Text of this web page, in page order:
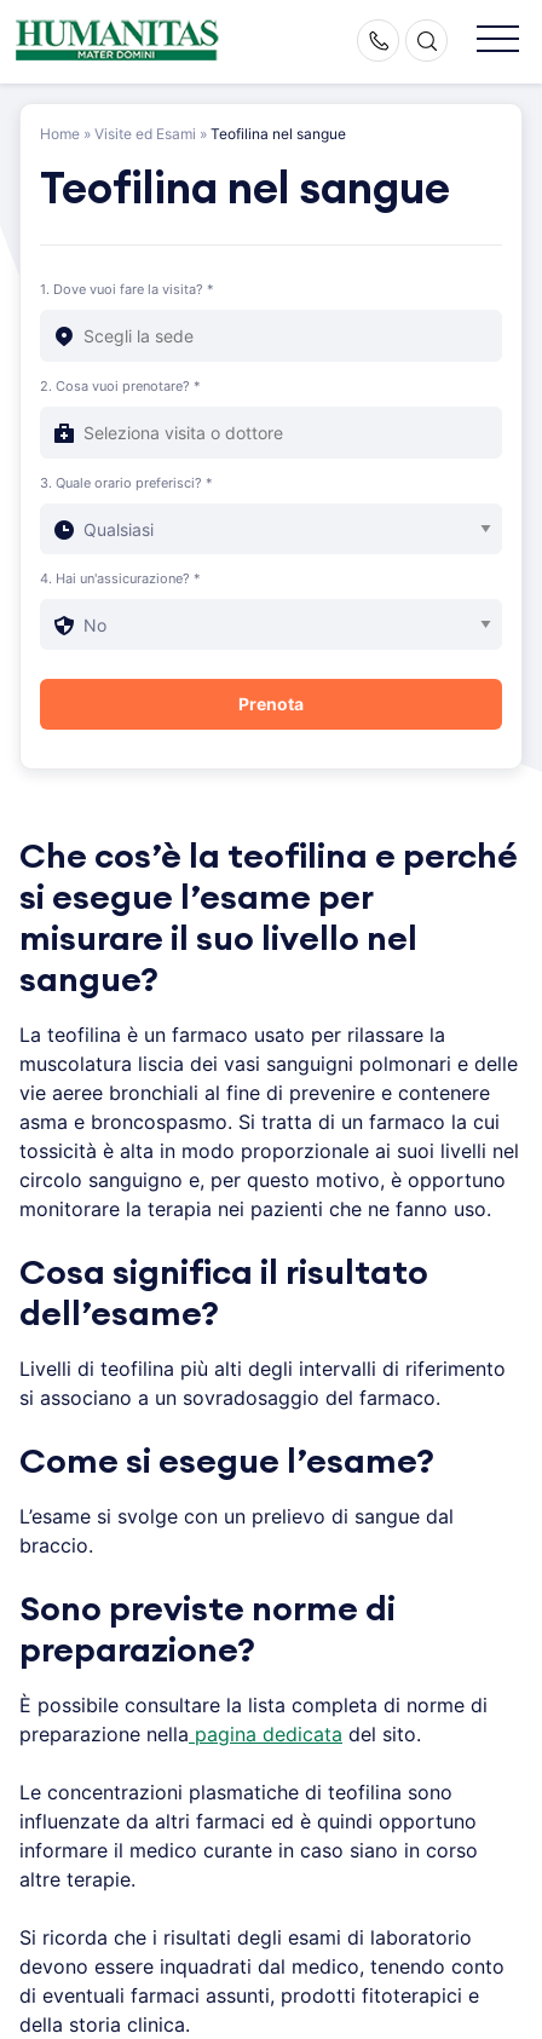
Skip
to
Home » Visite ed Esami » Teofilina nel sangue
Teofilina nel sangue
1. Dove vuoi fare la visita? *
2. Cosa vuoi prenotare? *
3. Quale orario preferisci? *
4. Hai un'assicurazione? *
Che cos’è la teofilina e perché
si esegue l’esame per
misurare il suo livello nel
sangue?
La teofilina è un farmaco usato per rilassare la
muscolatura liscia dei vasi sanguigni polmonari e delle
vie aeree bronchiali al fine di prevenire e contenere
asma e broncospasmo. Si tratta di un farmaco la cui
tossicità è alta in modo proporzionale ai suoi livelli nel
circolo sanguigno e, per questo motivo, è opportuno
monitorare la terapia nei pazienti che ne fanno uso.
Cosa significa il risultato
dell’esame?
Livelli di teofilina più alti degli intervalli di riferimento
si associano a un sovradosaggio del farmaco.
Come si esegue l’esame?
L’esame si svolge con un prelievo di sangue dal
braccio.
Sono previste norme di
preparazione?
È possibile consultare la lista completa di norme di
preparazione nella pagina dedicata del sito.
Le concentrazioni plasmatiche di teofilina sono
influenzate da altri farmaci ed è quindi opportuno
informare il medico curante in caso siano in corso
altre terapie.
Si ricorda che i risultati degli esami di laboratorio
devono essere inquadrati dal medico, tenendo conto
di eventuali farmaci assunti, prodotti fitoterapici e
della storia clinica.